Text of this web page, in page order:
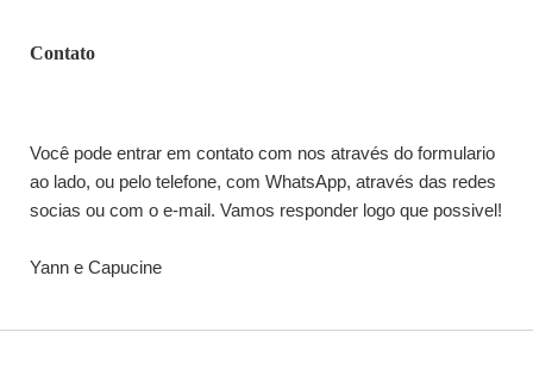
Contato
Você pode entrar em contato com nos através do formulario
ao lado, ou pelo telefone, com WhatsApp, através das redes
socias ou com o e-mail. Vamos responder logo que possivel!
Yann e Capucine